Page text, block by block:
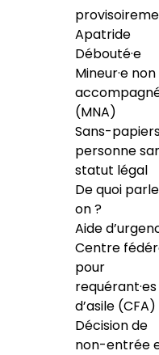
Apatride
Débouté·e
Mineur·e non
(MNA)
Sans-
personne
statut légal
De quoi
on ?
Aide
Centre
pour
requérant·es
d’asile (CFA)
Décision de
non-entrée